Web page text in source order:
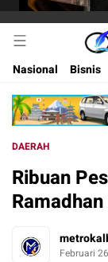
Nasional
Bisnis
DAERAH
Ribuan
Februari